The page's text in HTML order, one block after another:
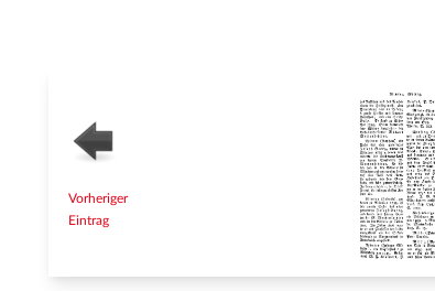
Vorheriger
Eintrag